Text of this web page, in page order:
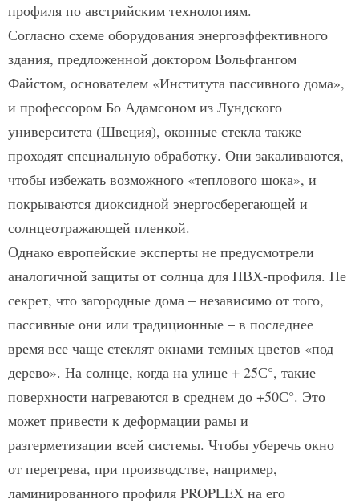
профиля по австрийским технологиям.
Согласно схеме оборудования энергоэффективного
здания, предложенной доктором Вольфгангом
Файстом, основателем «Института пассивного дома»,
и профессором Бо Адамсоном из Лундского
университета (Швеция), оконные стекла также
проходят специальную обработку. Они закаливаются,
чтобы избежать возможного «теплового шока», и
покрываются диоксидной энергосберегающей и
солнцеотражающей пленкой.
Однако европейские эксперты не предусмотрели
аналогичной защиты от солнца для ПВХ-профиля. Не
секрет, что загородные дома – независимо от того,
пассивные они или традиционные – в последнее
время все чаще стеклят окнами темных цветов «под
дерево». На солнце, когда на улице + 25С°, такие
поверхности нагреваются в среднем до +50С°. Это
может привести к деформации рамы и
разгерметизации всей системы. Чтобы уберечь окно
от перегрева, при производстве, например,
ламинированного профиля PROPLEX на его